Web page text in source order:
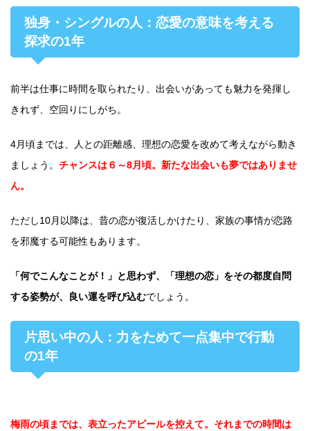
独身・シングルの人：恋愛の意味を考える
探求の1年
前半は仕事に時間を取られたり、出会いがあっても魅力を発揮し
きれず、空回りにしがち。
4月頃までは、人との距離感、理想の恋愛を改めて考えながら動き
ましょう。 チャンスは６～8月頃。新たな出会いも夢ではありませ
ん。
ただし10月以降は、昔の恋が復活しかけたり、家族の事情が恋路
を邪魔する可能性もあります。
「何でこんなことが！」と思わず、「理想の恋」をその都度自問
する姿勢が、良い運を呼び込むでしょう。
片思い中の人：力をためて一点集中で行動
の1年
梅雨の頃までは、表立ったアピールを控えて。それまでの時間は